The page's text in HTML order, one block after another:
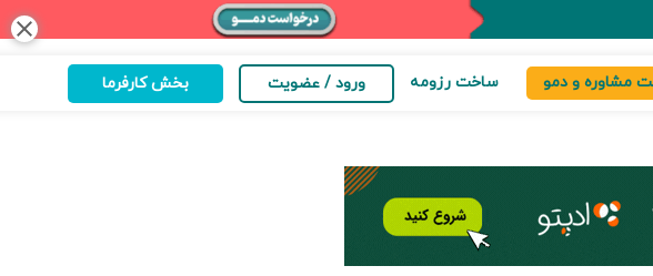
close
مشاوره و دمو ساخت رزومه ورود / عضویت بخش کارفرما